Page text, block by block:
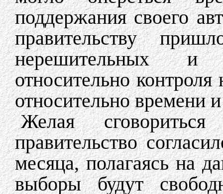
поддержания своего
правительству
нерешительных и
относительно
относительно времени
Желая
правительство
месяца, полагаясь на
выборы будут